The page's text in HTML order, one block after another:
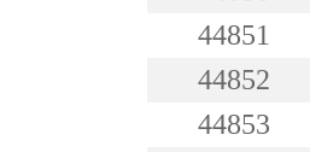
44851
44852
44853